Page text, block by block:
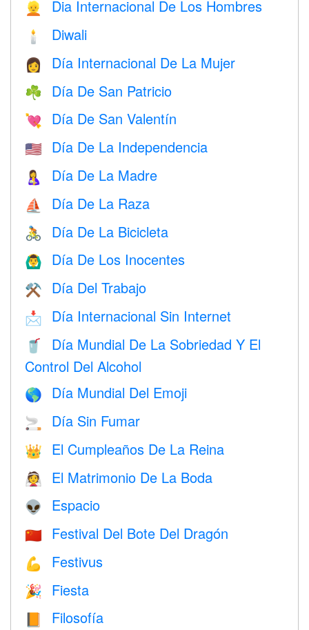
👱 Dia Internacional De Los Hombres
🕯 Diwali
👩 Día Internacional De La Mujer
☘️ Día De San Patricio
💘 Día De San Valentín
🇺🇸 Día De La Independencia
🤱 Día De La Madre
⛵️ Día De La Raza
🚴 Día De La Bicicleta
🙆‍♂️ Día De Los Inocentes
⚒️ Día Del Trabajo
📩 Día Internacional Sin Internet
🥤
Día Mundial De La Sobriedad Y El
Control Del Alcohol
🌎 Día Mundial Del Emoji
🚬 Día Sin Fumar
👑 El Cumpleaños De La Reina
👰 El Matrimonio De La Boda
👽 Espacio
🇨🇳 Festival Del Bote Del Dragón
💪 Festivus
🎉 Fiesta
📙 Filosofía